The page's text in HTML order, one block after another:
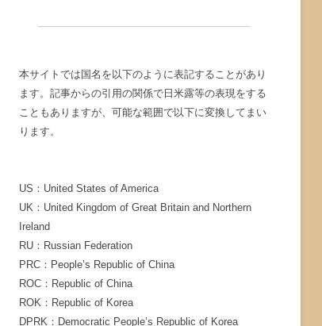
本サイトでは国名を以下のように表記することがあり
ます。記事からの引用の関係で日米露等の表現をする
こともありますが、可能な範囲で以下に変換してまい
ります。
US：United States of America
UK：United Kingdom of Great Britain and Northern
Ireland
RU：Russian Federation
PRC：People’s Republic of China
ROC：Republic of China
ROK：Republic of Korea
DPRK：Democratic People’s Republic of Korea